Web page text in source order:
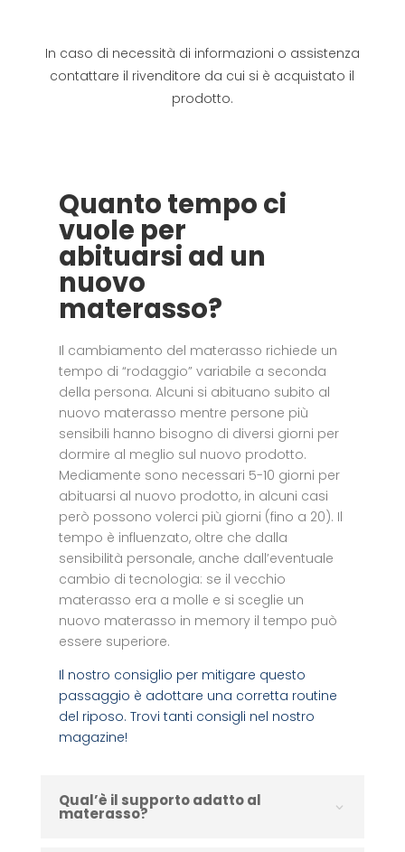
In caso di necessità di informazioni o assistenza
contattare il rivenditore da cui si è acquistato il
prodotto.
Quanto tempo ci
vuole per
abituarsi ad un
nuovo
materasso?
Il cambiamento del materasso richiede un
tempo di “rodaggio” variabile a seconda
della persona. Alcuni si abituano subito al
nuovo materasso mentre persone più
sensibili hanno bisogno di diversi giorni per
dormire al meglio sul nuovo prodotto.
Mediamente sono necessari 5-10 giorni per
abituarsi al nuovo prodotto, in alcuni casi
però possono volerci più giorni (fino a 20). Il
tempo è influenzato, oltre che dalla
sensibilità personale, anche dall’eventuale
cambio di tecnologia: se il vecchio
materasso era a molle e si sceglie un
nuovo materasso in memory il tempo può
essere superiore.
Il nostro consiglio per mitigare questo
passaggio è adottare una corretta routine
del riposo. Trovi tanti consigli nel nostro
magazine!
Qual’è il supporto adatto al
materasso?